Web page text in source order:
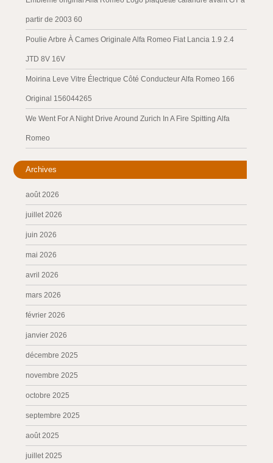
partir de 2003 60
Poulie Arbre À Cames Originale Alfa Romeo Fiat Lancia 1.9 2.4
JTD 8V 16V
Moirina Leve Vitre Électrique Côté Conducteur Alfa Romeo 166
Original 156044265
We Went For A Night Drive Around Zurich In A Fire Spitting Alfa
Romeo
Archives
août 2026
juillet 2026
juin 2026
mai 2026
avril 2026
mars 2026
février 2026
janvier 2026
décembre 2025
novembre 2025
octobre 2025
septembre 2025
août 2025
juillet 2025